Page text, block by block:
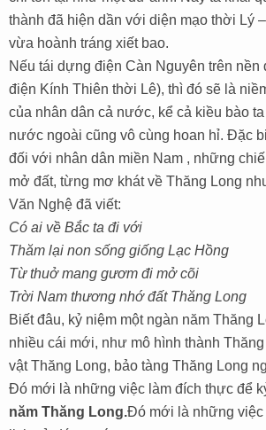
thành đã hiện dần với diện mạo thời Lý
vừa hoành tráng xiết bao.
Nếu tái dựng điện Càn Nguyên trên nền
điện Kính Thiên thời Lê), thì đó sẽ là
của nhân dân cả nước, kể cả kiều bào
nước ngoài cũng vô cùng hoan hỉ. Đặc
đối với nhân dân miền Nam , những
mở đất, từng mơ khát về Thăng Long
Văn Nghệ đã viết:
Có ai về Bắc ta đi với
Thăm lại non sống giống Lạc Hồng
Từ thuở mang gươm đi mở cõi
Trời Nam thương nhớ đất Thăng Long
Biết đâu, kỷ niệm một ngàn năm Thăng
nhiều cái mới, như mô hình thành
vật Thăng Long, bảo tàng Thăng Long
Đó mới là những việc làm đích thực để
năm Thăng Long.Đó mới là những việc